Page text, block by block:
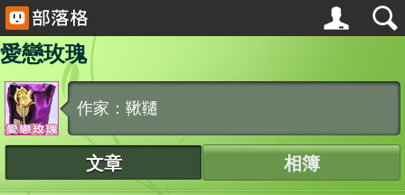
愛戀玫瑰
作家：鞦韆
文章 相簿